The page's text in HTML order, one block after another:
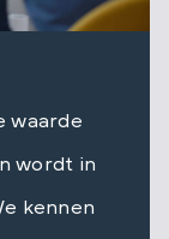
waarde
wordt in
kennen